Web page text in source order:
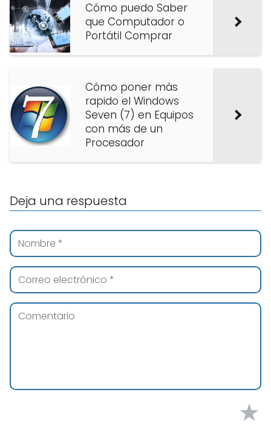
Cómo puedo Saber
que Computador o
Portátil Comprar
Cómo poner más
rapido el Windows
Seven (7) en Equipos
con más de un
Procesador
Deja una respuesta
★